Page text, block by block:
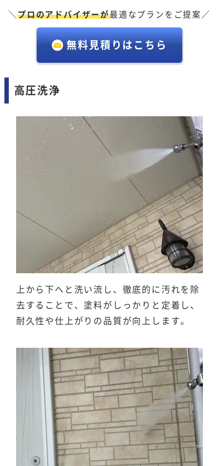
＼プロのアドバイザーが最適なプランをご提案／
無料見積りはこちら
高圧洗浄
上から下へと洗い流し、徹底的に汚れを除
去することで、塗料がしっかりと定着し、
耐久性や仕上がりの品質が向上します。